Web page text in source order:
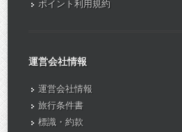
ポイント利用規約
運営会社情報
運営会社情報
旅行条件書
標識・約款